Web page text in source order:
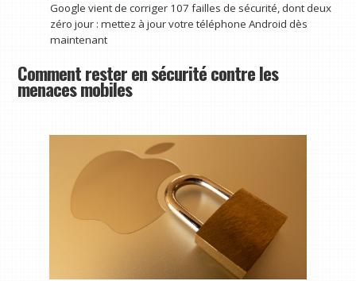
Google vient de corriger 107 failles de sécurité, dont deux
zéro jour : mettez à jour votre téléphone Android dès
maintenant
Comment rester en sécurité contre les
menaces mobiles